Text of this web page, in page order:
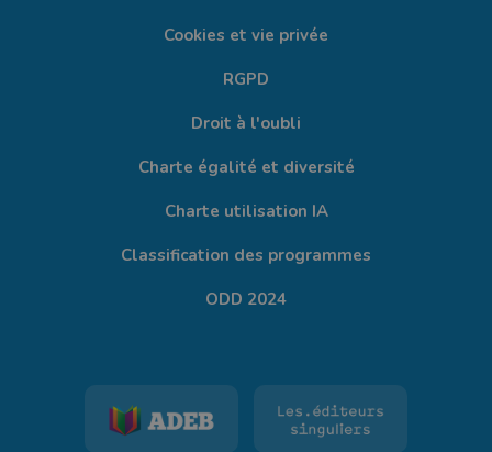
Cookies et vie privée
RGPD
Droit à l'oubli
Charte égalité et diversité
Charte utilisation IA
Classification des programmes
ODD 2024